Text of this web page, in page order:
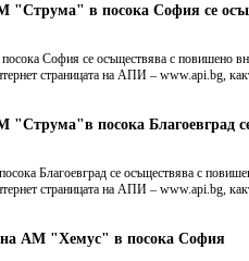
в посока София се
София се осъществява с повишено
страницата на АПИ – www.api.bg,
посока Благоевград
Благоевград се осъществява с
страницата на АПИ – www.api.bg,
на АМ "Хемус" в посока София